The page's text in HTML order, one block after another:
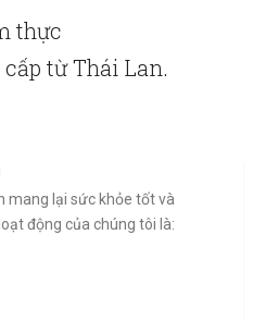
thực
từ Thái Lan.
mang lại sức khỏe tốt và
động của chúng tôi là: